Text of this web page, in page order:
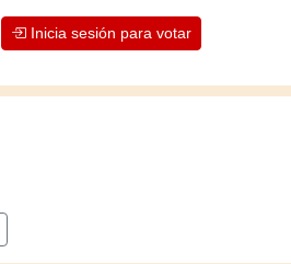
Inicia sesión para votar